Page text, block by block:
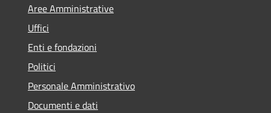
Aree Amministrative
Uffici
Enti e fondazioni
Politici
Personale Amministrativo
Documenti e dati